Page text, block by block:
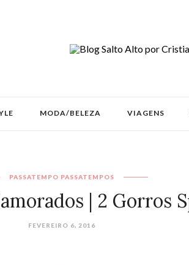
MODA/BELEZA VIAGENS
PASSATEMPO PASSATEMPOS
| 2 Gorros
FEVEREIRO 6, 2016